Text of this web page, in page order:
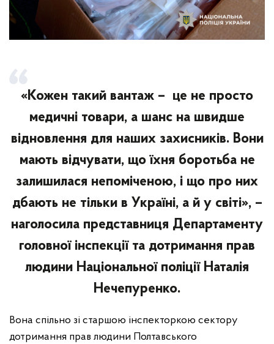
«Кожен такий вантаж – це не просто
медичні товари, а шанс на швидше
відновлення для наших захисників. Вони
мають відчувати, що їхня боротьба не
залишилася непоміченою, і що про них
дбають не тільки в Україні, а й у світі», –
наголосила представниця Департаменту
головної інспекції та дотримання прав
людини Національної поліції Наталія
Нечепуренко.
Вона спільно зі старшою інспекторкою сектору
дотримання прав людини Полтавського